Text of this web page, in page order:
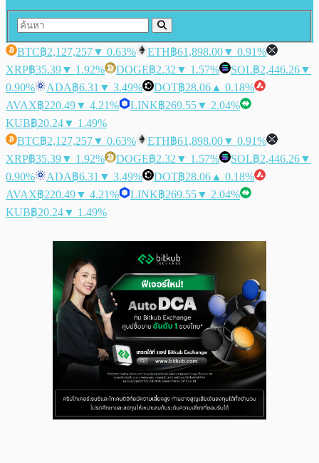
BTC฿2,127,257▼ 0.63% ETH฿61,898.00▼ 0.91%
XRP฿35.39▼ 1.92% DOGE฿2.32 ▼ 1.57% SOL฿2,446.26▼
0.90%
ADA฿6.31 ▼ 3.49% DOT฿28.06 ▲ 0.18%
AVAX฿220.49▼ 4.21% LINK฿269.55▼ 2.04%
KUB฿20.24▼ 1.49%
BTC฿2,127,257▼ 0.63% ETH฿61,898.00▼ 0.91%
XRP฿35.39▼ 1.92% DOGE฿2.32 ▼ 1.57% SOL฿2,446.26▼
0.90%
ADA฿6.31 ▼ 3.49% DOT฿28.06 ▲ 0.18%
AVAX฿220.49▼ 4.21% LINK฿269.55▼ 2.04%
KUB฿20.24▼ 1.49%